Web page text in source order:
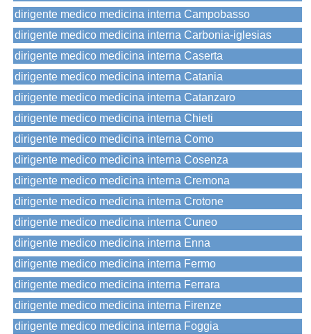
dirigente medico medicina interna Campobasso
dirigente medico medicina interna Carbonia-iglesias
dirigente medico medicina interna Caserta
dirigente medico medicina interna Catania
dirigente medico medicina interna Catanzaro
dirigente medico medicina interna Chieti
dirigente medico medicina interna Como
dirigente medico medicina interna Cosenza
dirigente medico medicina interna Cremona
dirigente medico medicina interna Crotone
dirigente medico medicina interna Cuneo
dirigente medico medicina interna Enna
dirigente medico medicina interna Fermo
dirigente medico medicina interna Ferrara
dirigente medico medicina interna Firenze
dirigente medico medicina interna Foggia